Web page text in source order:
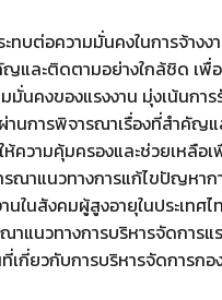
บต่อความมั่นคงในการจ้าง
ญและติดตามอย่างใกล้ชิด เ
มั่นคงของแรงงาน มุ่งเน้นก
การพิจารณาเรื่องที่สำคัญแ
ความคุ้มครองและช่วยเหลือ
ณาแนวทางการแก้ไขปัญหาก
ในสังคมผู้สูงอายุในประเทศ
แนวทางการบริหารจัดการ
เกี่ยวกับการบริหารจัดการก